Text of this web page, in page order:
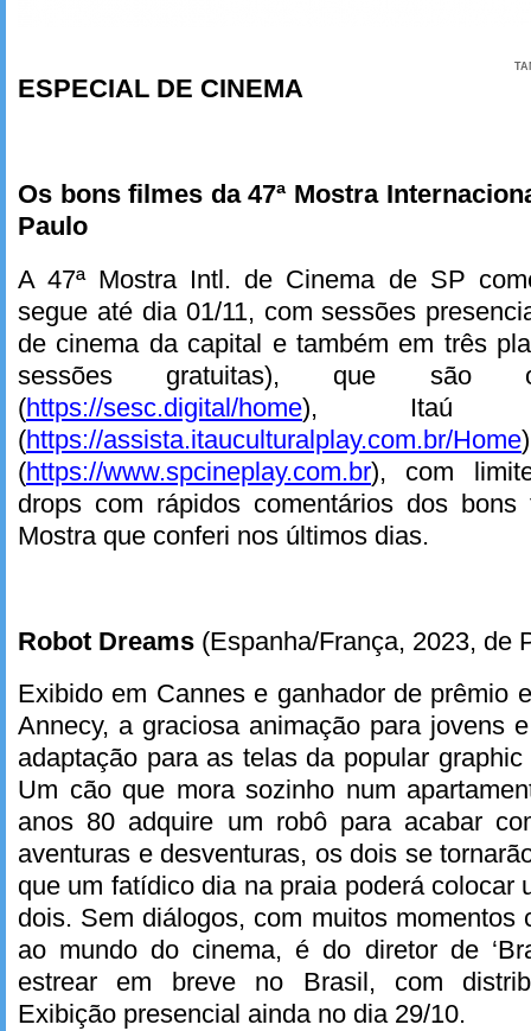
ESPECIAL DE CINEMA
Os bons filmes da 47ª Mostra
Paulo
A 47ª Mostra Intl. de Cinema de SP
segue até dia 01/11, com sessões
de cinema da capital e também em três
sessões gratuitas), que são
(https://sesc.digital/home), Itaú
(https://assista.itauculturalplay.com.br/Home
(https://www.spcineplay.com.br), com
drops com rápidos comentários dos
Mostra que conferi nos últimos dias.
Robot Dreams (Espanha/França, 2023, de
Exibido em Cannes e ganhador de prêmio
Annecy, a graciosa animação para jovens
adaptação para as telas da popular
Um cão que mora sozinho num
anos 80 adquire um robô para acabar
aventuras e desventuras, os dois se
que um fatídico dia na praia poderá colocar
dois. Sem diálogos, com muitos momentos
ao mundo do cinema, é do diretor de
estrear em breve no Brasil, com
Exibição presencial ainda no dia 29/10.